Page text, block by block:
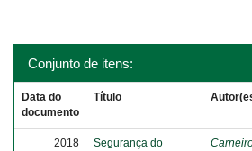
Conjunto de itens:
Data do
documento
Título
2018
Segurança do